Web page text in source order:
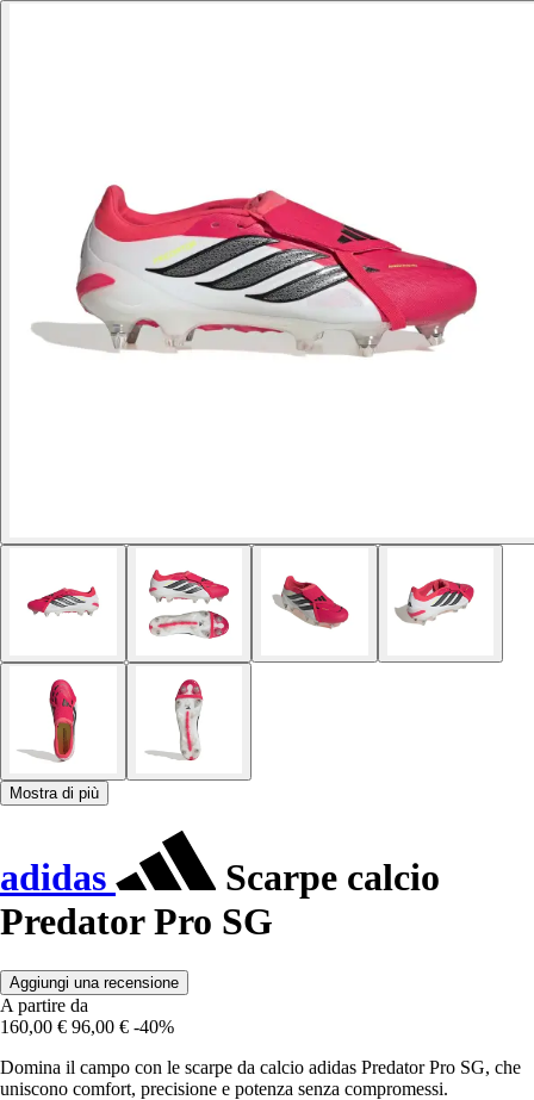
Mostra di più
adidas
Scarpe calcio
Predator Pro SG
Aggiungi una recensione
A partire da
160,00 € 96,00 € -40%
Domina il campo con le scarpe da calcio adidas Predator Pro SG, che
uniscono comfort, precisione e potenza senza compromessi.